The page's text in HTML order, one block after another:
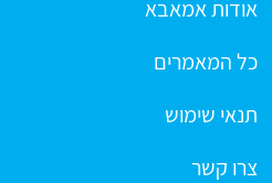
אודות אמאבא
כל המאמרים
תנאי שימוש
צרו קשר